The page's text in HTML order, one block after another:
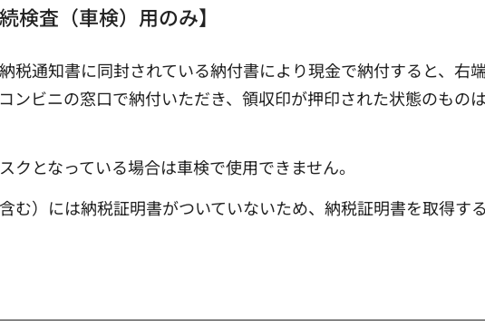
検査（車検）用のみ】
税通知書に同封されている納付書により現金で納付すると、右
ンビニの窓口で納付いただき、領収印が押印された状態のもの
となっている場合は車検で使用できません。
む）には納税証明書がついていないため、納税証明書を取得す